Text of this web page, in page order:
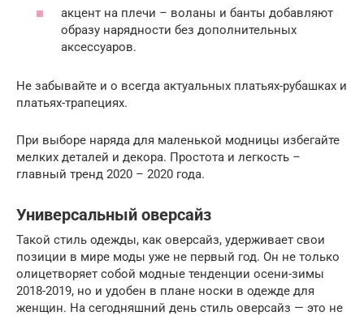
акцент на плечи – воланы и банты добавляют
образу нарядности без дополнительных
аксессуаров.
Не забывайте и о всегда актуальных платьях-рубашках и
платьях-трапециях.
При выборе наряда для маленькой модницы избегайте
мелких деталей и декора. Простота и легкость –
главный тренд 2020 – 2020 года.
Универсальный оверсайз
Такой стиль одежды, как оверсайз, удерживает свои
позиции в мире моды уже не первый год. Он не только
олицетворяет собой модные тенденции осени-зимы
2018-2019, но и удобен в плане носки в одежде для
женщин. На сегодняшний день стиль оверсайз — это не